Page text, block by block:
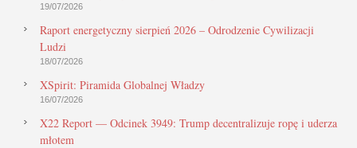
19/07/2026
Raport energetyczny sierpień 2026 – Odrodzenie Cywilizacji
Ludzi
18/07/2026
XSpirit: Piramida Globalnej Władzy
16/07/2026
X22 Report — Odcinek 3949: Trump decentralizuje ropę i uderza
młotem